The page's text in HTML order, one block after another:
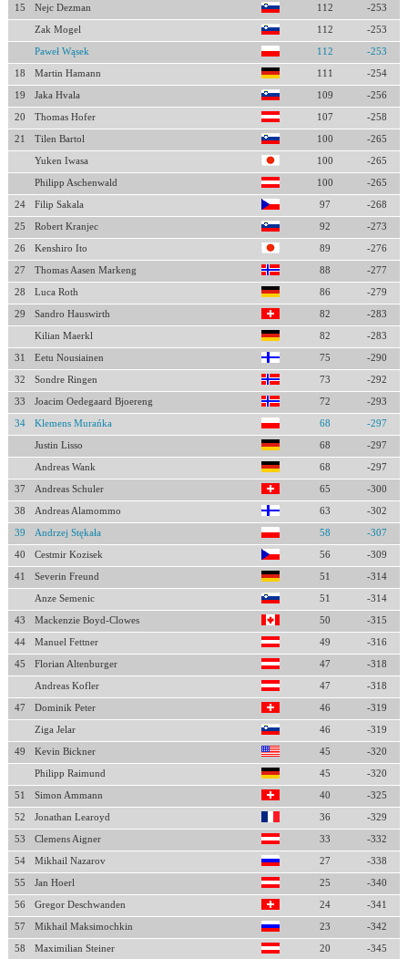
15 Nejc Dezman 112 -253
Zak Mogel 112 -253
Paweł Wąsek 112 -253
18 Martin Hamann 111 -254
19 Jaka Hvala 109 -256
20 Thomas Hofer 107 -258
21 Tilen Bartol 100 -265
Yuken Iwasa 100 -265
Philipp Aschenwald 100 -265
24 Filip Sakala 97 -268
25 Robert Kranjec 92 -273
26 Kenshiro Ito 89 -276
27 Thomas Aasen Markeng 88 -277
28 Luca Roth 86 -279
29 Sandro Hauswirth 82 -283
Kilian Maerkl 82 -283
31 Eetu Nousiainen 75 -290
32 Sondre Ringen 73 -292
33 Joacim Oedegaard Bjoereng 72 -293
34 Klemens Murańka 68 -297
Justin Lisso 68 -297
Andreas Wank 68 -297
37 Andreas Schuler 65 -300
38 Andreas Alamommo 63 -302
39 Andrzej Stękała 58 -307
40 Cestmir Kozisek 56 -309
41 Severin Freund 51 -314
Anze Semenic 51 -314
43 Mackenzie Boyd-Clowes 50 -315
44 Manuel Fettner 49 -316
45 Florian Altenburger 47 -318
Andreas Kofler 47 -318
47 Dominik Peter 46 -319
Ziga Jelar 46 -319
49 Kevin Bickner 45 -320
Philipp Raimund 45 -320
51 Simon Ammann 40 -325
52 Jonathan Learoyd 36 -329
53 Clemens Aigner 33 -332
54 Mikhail Nazarov 27 -338
55 Jan Hoerl 25 -340
56 Gregor Deschwanden 24 -341
57 Mikhail Maksimochkin 23 -342
58 Maximilian Steiner 20 -345